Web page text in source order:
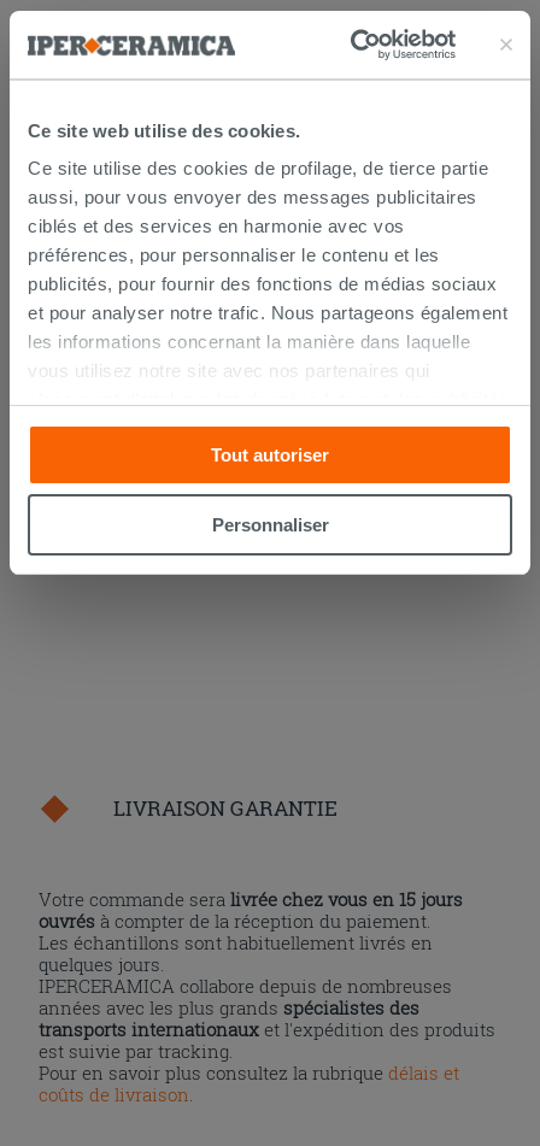
Ce site web utilise des cookies.
Ce site utilise des cookies de profilage, de tierce partie
aussi, pour vous envoyer des messages publicitaires
ciblés et des services en harmonie avec vos
préférences, pour personnaliser le contenu et les
publicités, pour fournir des fonctions de médias sociaux
et pour analyser notre trafic. Nous partageons également
les informations concernant la manière dans laquelle
vous utilisez notre site avec nos partenaires qui
et les réseaux sociaux. Lesdits partenaires pourraient
combiner ces informations avec d’autres que vous leur
avez fournies ou qu’ils ont recueillies à partir de votre
utilisation sur leurs services. Si vous souhaitez en savoir
cookies, ou à quelques-uns seulement,cliquez iciou
Tout autoriser
Personnaliser
PRODUIT ONT ÉGALEMENT
ACHETÉ
Nettoyant anticalcaire Saninet 750
ml
14,90 € /PC
LIVRAISON GARANTIE
Votre commande seralivrée chez vous en 15 jours
ouvrés à compter de la réception du paiement.
Les échantillons sont habituellement livrés en
quelques jours.
IPERCERAMICA collabore depuis de nombreuses
années avec les plus grands spécialistes des
transports internationaux et l'expédition des produits
est suivie par tracking.
Pour en savoir plus consultez la rubriquedélais et
coûts de livraison